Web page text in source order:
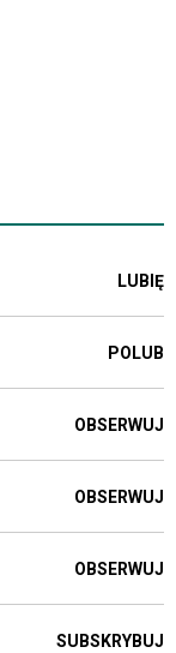
LUBIĘ
POLUB
OBSERWUJ
OBSERWUJ
OBSERWUJ
SUBSKRYBUJ